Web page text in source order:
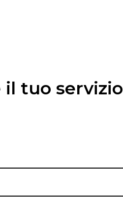
tuo servizio